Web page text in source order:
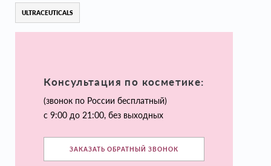
ULTRACEUTICALS
Консультация по косметике:
(звонок по России бесплатный)
с 9:00 до 21:00, без выходных
ЗАКАЗАТЬ ОБРАТНЫЙ ЗВОНОК